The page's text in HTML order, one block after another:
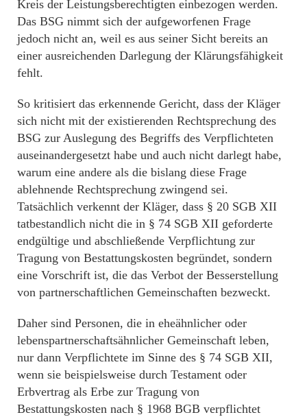
Kreis der Leistungsberechtigten einbezogen werden.
Das BSG nimmt sich der aufgeworfenen Frage
jedoch nicht an, weil es aus seiner Sicht bereits an
einer ausreichenden Darlegung der Klärungsfähigkeit
fehlt.
So kritisiert das erkennende Gericht, dass der Kläger
sich nicht mit der existierenden Rechtsprechung des
BSG zur Auslegung des Begriffs des Verpflichteten
auseinandergesetzt habe und auch nicht darlegt habe,
warum eine andere als die bislang diese Frage
ablehnende Rechtsprechung zwingend sei.
Tatsächlich verkennt der Kläger, dass § 20 SGB XII
tatbestandlich nicht die in § 74 SGB XII geforderte
endgültige und abschließende Verpflichtung zur
Tragung von Bestattungskosten begründet, sondern
eine Vorschrift ist, die das Verbot der Besserstellung
von partnerschaftlichen Gemeinschaften bezweckt.
Daher sind Personen, die in eheähnlicher oder
lebenspartnerschaftsähnlicher Gemeinschaft leben,
nur dann Verpflichtete im Sinne des § 74 SGB XII,
wenn sie beispielsweise durch Testament oder
Erbvertrag als Erbe zur Tragung von
Bestattungskosten nach § 1968 BGB verpflichtet